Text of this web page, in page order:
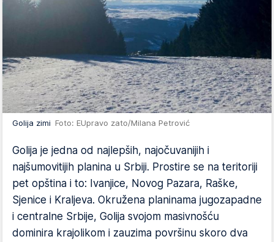
Golija zimi Foto: EUpravo zato/Milana Petrović
Golija je jedna od najlepših, najočuvanijih i
najšumovitijih planina u Srbiji. Prostire se na teritoriji
pet opština i to: Ivanjice, Novog Pazara, Raške,
Sjenice i Kraljeva. Okružena planinama jugozapadne
i centralne Srbije, Golija svojom masivnošću
dominira krajolikom i zauzima površinu skoro dva